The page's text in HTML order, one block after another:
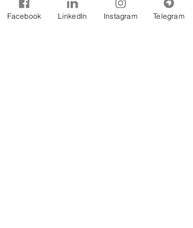
Facebook LinkedIn Instagram Telegram